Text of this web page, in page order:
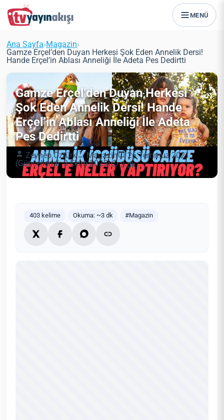
MENÜ
Ana Sayfa›Magazin›
Gamze Erçel’den Duyan Herkesi Şok Eden Annelik Dersi!
Hande Erçel’in Ablası Anneliği İle Adeta Pes Dedirtti
Gamze Erçel’den Duyan Herkesi
Şok Eden Annelik Dersi! Hande
Erçel’in Ablası Anneliği İle Adeta
Pes Dedirtti
Zeynep Öztürk Magazin
26 Temmuz 2021
(Güncellendi: 3 Ekim 2025)
3 dk
403 kelime Okuma: ~3 dk #Magazin